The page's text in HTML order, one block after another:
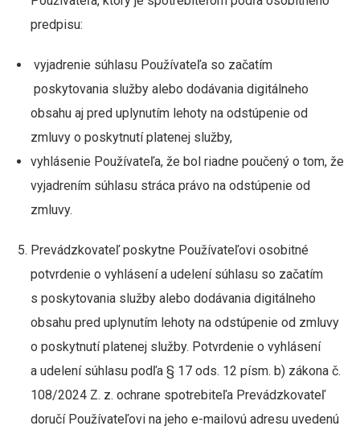
predpisu:
vyjadrenie súhlasu Používateľa so začatím
poskytovania služby alebo dodávania digitálneho
obsahu aj pred uplynutím lehoty na odstúpenie od
zmluvy o poskytnutí platenej služby,
vyhlásenie Používateľa, že bol riadne poučený o tom, že
vyjadrením súhlasu stráca právo na odstúpenie od
zmluvy.
Prevádzkovateľ poskytne Používateľovi osobitné
potvrdenie o vyhlásení a udelení súhlasu so začatím
s poskytovania služby alebo dodávania digitálneho
obsahu pred uplynutím lehoty na odstúpenie od zmluvy
o poskytnutí platenej služby. Potvrdenie o vyhlásení
a udelení súhlasu podľa § 17 ods. 12 písm. b) zákona č.
108/2024 Z. z. ochrane spotrebiteľa Prevádzkovateľ
doručí Používateľovi na jeho e-mailovú adresu uvedenú